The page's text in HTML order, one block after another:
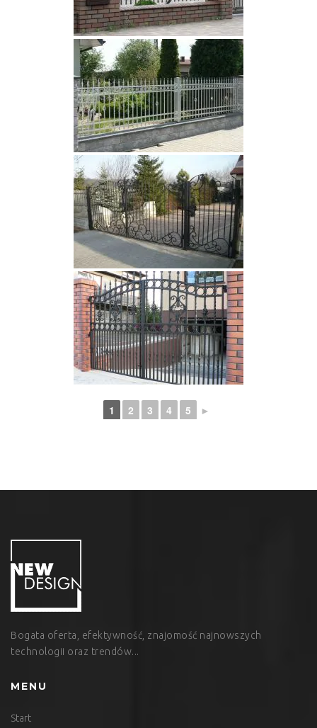
1 2 3 4 5 ►
Bogata oferta, efektywność, znajomość najnowszych
technologii oraz trendów...
MENU
Start